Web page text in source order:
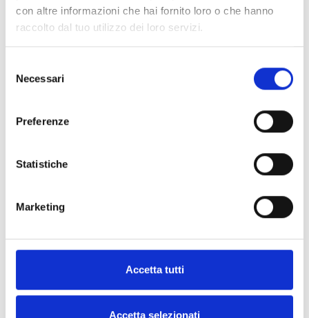
con altre informazioni che hai fornito loro o che hanno
raccolto dal tuo utilizzo dei loro servizi.
delNecessari
Preferenze
Statistiche
Marketing
Accetta tutti
Accetta selezionati
Product Material
Textile
Sistema di rilascio dell’aria
Materiali principali
Tessuto completamente impermeabile